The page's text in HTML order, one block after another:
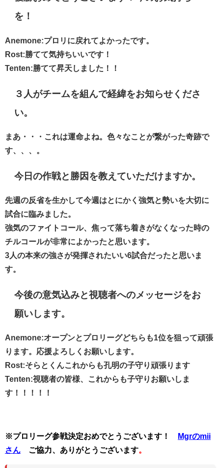
を！
Anemone:プロリに戻れてよかったです。
Rost:勝てて気持ちいいです！
Tenten:勝てて昇天しました！！
３人がチームを組んで経緯をお知らせくださ
い。
まあ・・・これは運命よね。色々なことが繋がった奇跡で
す、、、。
今日の作戦と勝因を教えていただけますか。
先週の反省を生かして今週はとにかく強気と勢いを大切に
試合に臨みました。
強気のファイトコール、焦って落ち着きがなくなった時の
チルコールが非常によかったと思います。
3人の本来の強さが発揮されたいい6試合だったと思いま
す。
今後の意気込みと視聴者へのメッセージをお
願いします。
Anemone:オープンとプロリーグどちらも1位を狙って頑張
ります。応援よろしくお願いします。
Rost:そらとくんこれからも孔明の子守り頑張ります
Tenten:視聴者の皆様、これからも子守りお願いしま
す！！！！！
※プロリーグ参戦決定おめでとうございます！
Mgrのmii
さん
ご協力、ありがとうございます。